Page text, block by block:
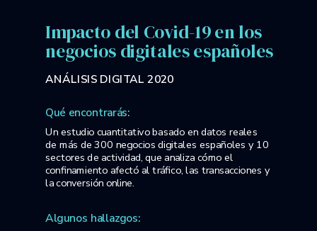
Impacto del Covid-19 en los
negocios digitales españoles
Un estudio cuantitativo basado en datos reales
de más de 300 negocios digitales españoles y 10
sectores de actividad, que analiza cómo el
confinamiento afectó al tráfico, las transacciones y
la conversión online.
ANÁLISIS DIGITAL 2020
Qué encontrarás:
Algunos hallazgos: